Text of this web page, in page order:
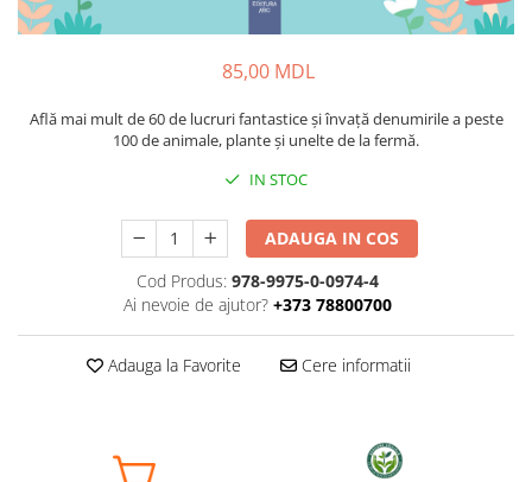
85,00 MDL
Află mai mult de 60 de lucruri fantastice și învață denumirile a peste
100 de animale, plante și unelte de la fermă.
IN STOC
ADAUGA IN COS
Cod Produs: 978-9975-0-0974-4
Ai nevoie de ajutor? +373 78800700
Adauga la Favorite Cere informatii